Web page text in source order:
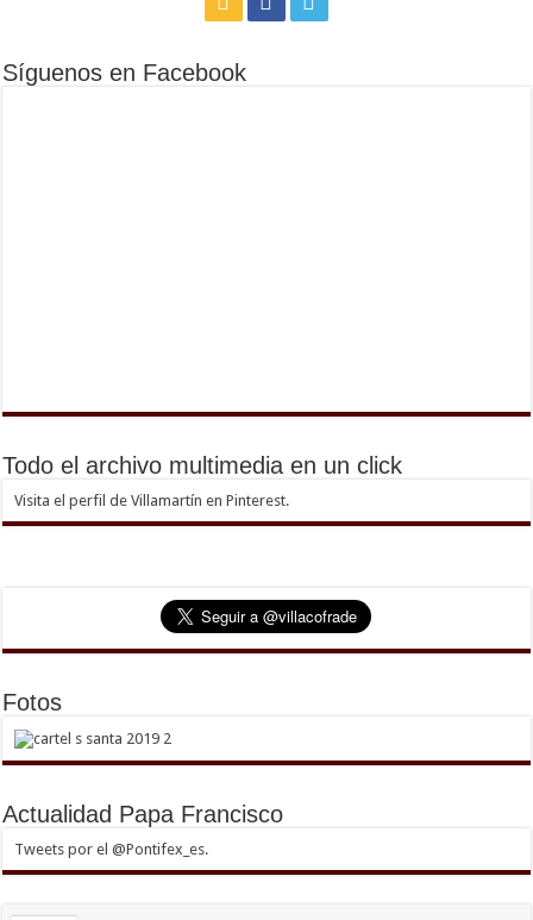
Síguenos en Facebook
Todo el archivo multimedia en un click
Visita el perfil de Villamartín en Pinterest.
Fotos
Actualidad Papa Francisco
Tweets por el @Pontifex_es.